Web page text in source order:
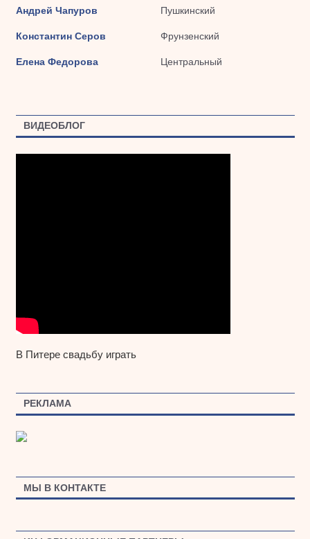
Андрей Чапуров Пушкинский
Константин Серов Фрунзенский
Елена Федорова Центральный
ВИДЕОБЛОГ
В Питере свадьбу играть
РЕКЛАМА
МЫ В КОНТАКТЕ